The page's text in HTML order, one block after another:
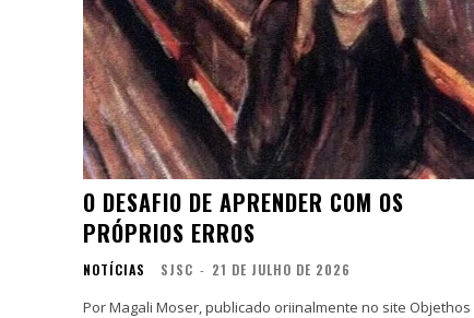
O DESAFIO DE APRENDER COM OS
PRÓPRIOS ERROS
NOTÍCIAS SJSC - 21 DE JULHO DE 2026
Por Magali Moser, publicado oriinalmente no site Objethos